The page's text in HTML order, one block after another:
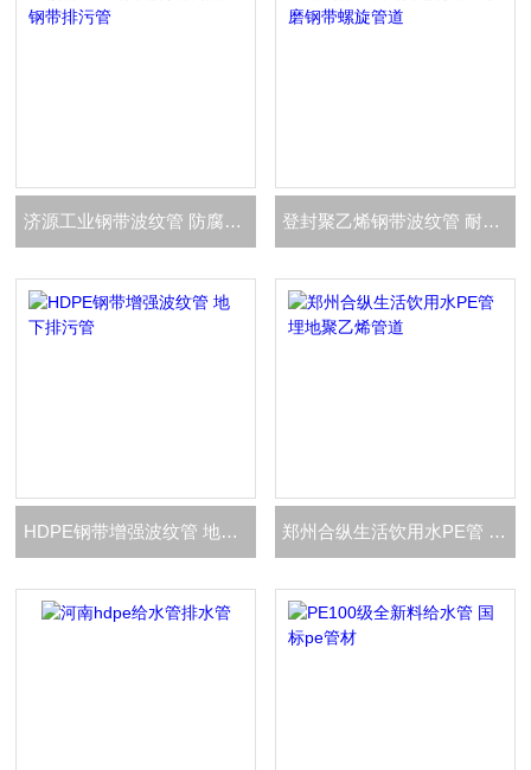
济源工业钢带波纹管 防腐钢带排污管 登封聚乙烯钢带波纹管 耐磨钢带螺旋管道
HDPE钢带增强波纹管 地下排污管 郑州合纵生活饮用水PE管 埋地聚乙烯管道